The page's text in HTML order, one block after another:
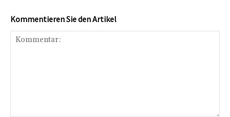
Kommentieren Sie den Artikel